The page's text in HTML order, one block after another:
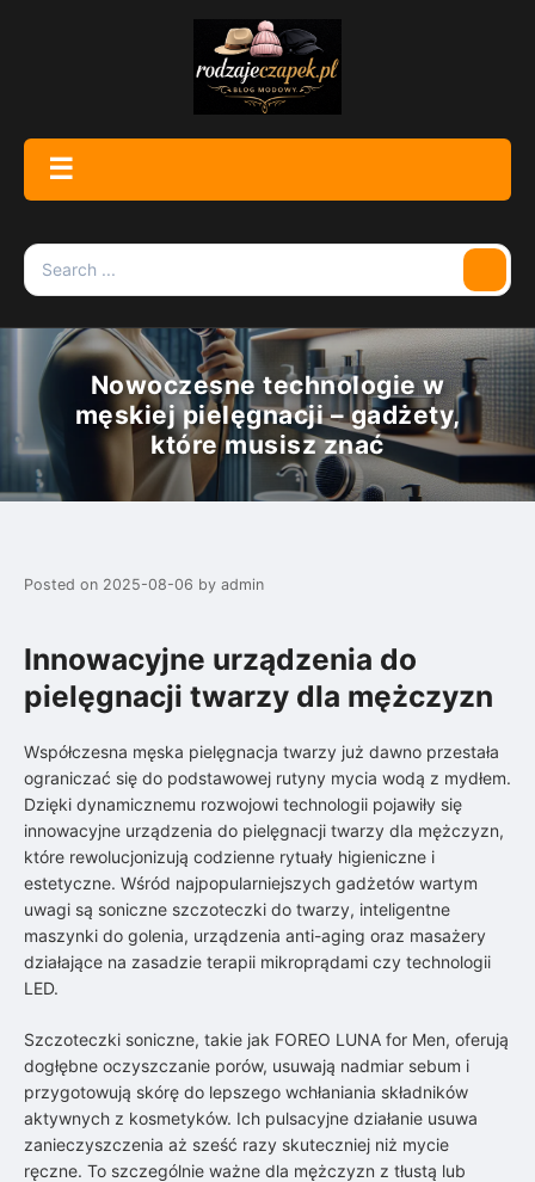
Menu
☰
Search
for:
Nowoczesne technologie w
męskiej pielęgnacji – gadżety,
które musisz znać
Posted on 2025-08-06 by admin
Innowacyjne urządzenia do
pielęgnacji twarzy dla mężczyzn
Współczesna męska pielęgnacja twarzy już dawno przestała
ograniczać się do podstawowej rutyny mycia wodą z mydłem.
Dzięki dynamicznemu rozwojowi technologii pojawiły się
innowacyjne urządzenia do pielęgnacji twarzy dla mężczyzn,
które rewolucjonizują codzienne rytuały higieniczne i
estetyczne. Wśród najpopularniejszych gadżetów wartym
uwagi są soniczne szczoteczki do twarzy, inteligentne
maszynki do golenia, urządzenia anti-aging oraz masażery
działające na zasadzie terapii mikroprądami czy technologii
LED.
Szczoteczki soniczne, takie jak FOREO LUNA for Men, oferują
dogłębne oczyszczanie porów, usuwają nadmiar sebum i
przygotowują skórę do lepszego wchłaniania składników
aktywnych z kosmetyków. Ich pulsacyjne działanie usuwa
zanieczyszczenia aż sześć razy skuteczniej niż mycie
ręczne. To szczególnie ważne dla mężczyzn z tłustą lub